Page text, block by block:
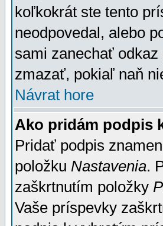
koľkokrát ste tento
neodpovedal, alebo
sami zanechať
zmazať, pokiaľ naň
Návrat hore
Ako pridám podpis
Pridať podpis
položku Nastavenia.
zaškrtnutím položky
Vaše príspevky